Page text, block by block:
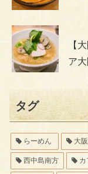
【
ア
タグ
らーめん 大阪
西中島南方 カ